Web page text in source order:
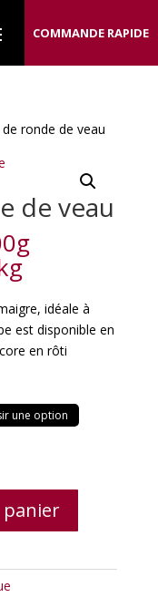
COMMANDE RAPIDE
ronde de veau
de veau
idéale à
est disponible en
en rôti